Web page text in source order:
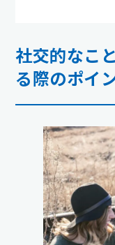
社交的なこ
る際のポイ